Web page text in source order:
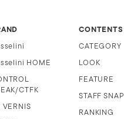
HOME
CTFK
VERNIS
CONTENTS
CATEGORY
LOOK
FEATURE
STAFF SNAP
RANKING